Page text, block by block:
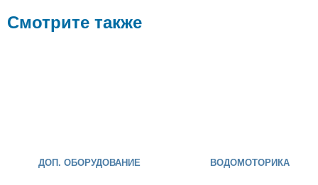
Смотрите также
ДОП. ОБОРУДОВАНИЕ ВОДОМОТОРИКА